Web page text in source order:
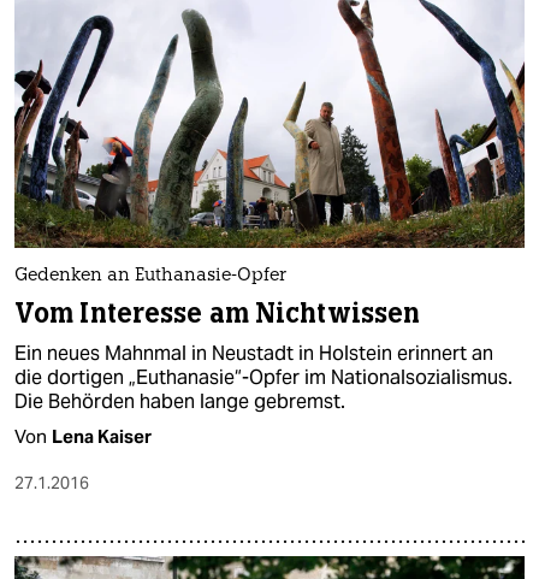
Gedenken an Euthanasie-Opfer
Vom Interesse am Nichtwissen
Ein neues Mahnmal in Neustadt in Holstein erinnert an
die dortigen „Euthanasie“-Opfer im Nationalsozialismus.
Die Behörden haben lange gebremst.
Von Lena Kaiser
27.1.2016